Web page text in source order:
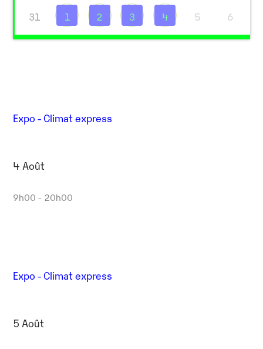
31 1 2 3 4 5 6
Expo - Climat express
4 Août
9h00 - 20h00
Expo - Climat express
5 Août